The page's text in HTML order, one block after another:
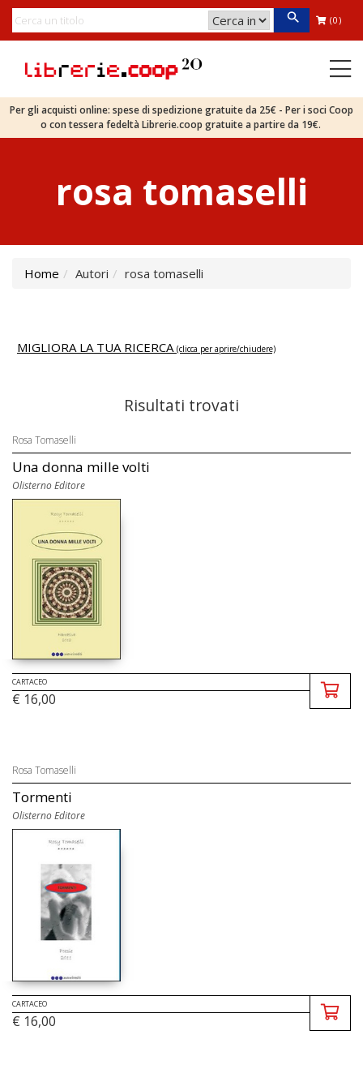
(0)
Per gli acquisti online: spese di spedizione gratuite da 25€ - Per i soci Coop
o con tessera fedeltà Librerie.coop gratuite a partire da 19€.
rosa tomaselli
Home Autori rosa tomaselli
MIGLIORA LA TUA RICERCA (clicca per aprire/chiudere)
Risultati trovati
Rosa Tomaselli
Una donna mille volti
Olisterno Editore
CARTACEO
€ 16,00
Rosa Tomaselli
Tormenti
Olisterno Editore
CARTACEO
€ 16,00